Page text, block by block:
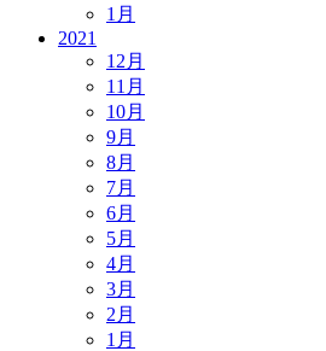
1月
2021
12月
11月
10月
9月
8月
7月
6月
5月
4月
3月
2月
1月